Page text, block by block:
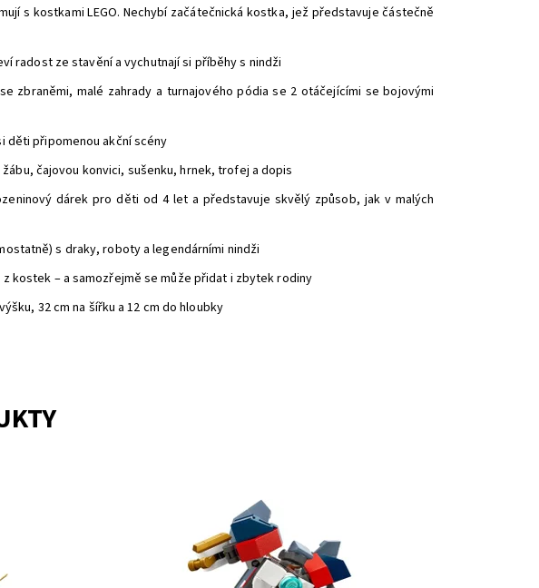
s kostkami LEGO. Nechybí začátečnická kostka, jež představuje částečně
radost ze stavění a vychutnají si příběhy s nindži
zbraněmi, malé zahrady a turnajového pódia se 2 otáčejícími se bojovými
děti připomenou akční scény
čajovou konvici, sušenku, hrnek, trofej a dopis
dárek pro děti od 4 let a představuje skvělý způsob, jak v malých
s draky, roboty a legendárními nindži
kostek – a samozřejmě se může přidat i zbytek rodiny⁠
32 cm na šířku a 12 cm do hloubky
nad světem
Exkluzivní sběratelský sáček LEGO® NINJAGO.
Skladem >3
12900